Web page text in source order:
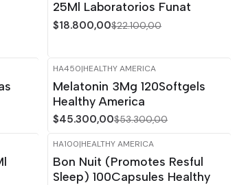
25Ml Laboratorios Funat
$18.800,00$22.100,00
-15% OFF
HA450|HEALTHY AMERICA
Melatonin 3Mg 120Softgels
Healthy America
$45.300,00$53.300,00
OFF
HA100|HEALTHY AMERICA
Bon Nuit (Promotes Resful
Sleep) 100Capsules Healthy